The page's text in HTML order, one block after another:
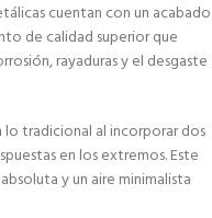
cuentan con un acabado
de calidad superior que
rayaduras y el desgaste
lo tradicional al incorporar dos
en los extremos. Este
y un aire minimalista